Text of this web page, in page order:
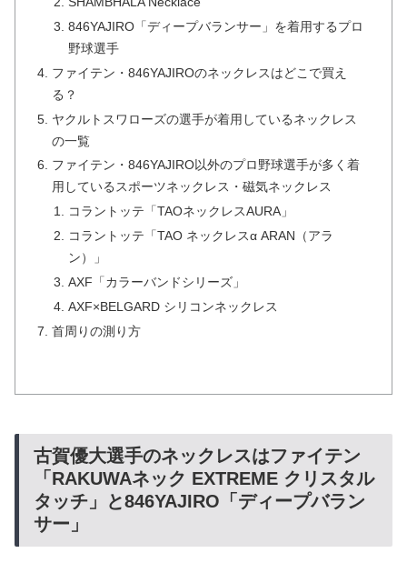
846YAJIRO「ディープバランサー」を着用するプロ
野球選手
ファイテン・846YAJIROのネックレスはどこで買え
る？
ヤクルトスワローズの選手が着用しているネックレス
の一覧
ファイテン・846YAJIRO以外のプロ野球選手が多く着
用しているスポーツネックレス・磁気ネックレス
コラントッテ「TAOネックレスAURA」
コラントッテ「TAO ネックレスα ARAN（アラ
ン）」
AXF「カラーバンドシリーズ」
AXF×BELGARD シリコンネックレス
首周りの測り方
古賀優大選手のネックレスはファイテン
「RAKUWAネック EXTREME クリスタル
タッチ」と846YAJIRO「ディープバラン
サー」